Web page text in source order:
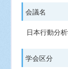
会議名
日本行動分
学会区分